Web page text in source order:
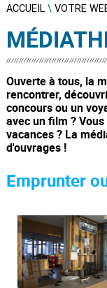
ACCUEIL\ VOTRE
Ouverte à tous, la
rencontrer,
concours ou un
avec un film ?
vacances ? La
d'ouvrages !
Emprunter